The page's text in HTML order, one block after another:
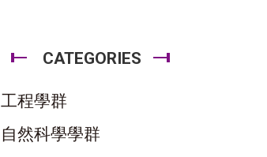
CATEGORIES
工程學群
自然科學學群